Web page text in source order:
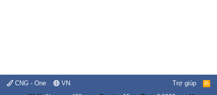
CNG - One VN Trợ giúp
R